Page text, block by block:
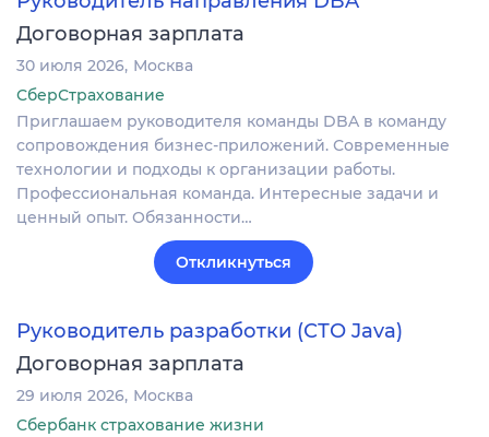
Договорная зарплата
30 июля 2026 Москва
СберСтрахование
Приглашаем руководителя команды DBA в команду
сопровождения бизнес-приложений. Современные
технологии и подходы к организации работы.
Профессиональная команда. Интересные задачи и
ценный опыт. Обязанности…
Откликнуться
Руководитель разработки (СТО Java)
Договорная зарплата
29 июля 2026 Москва
Сбербанк страхование жизни